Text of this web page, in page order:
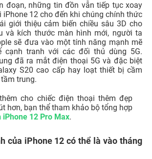
đoạn, những tin đồn vẫn tiếp tục xoay
iPhone 12 cho đến khi chúng chính thức
giới thiệu cảm biến chiều sâu 3D cho
và kích thước màn hình mới, người ta
sẽ đưa vào một tính năng mạnh mẽ
cạnh tranh với các đối thủ dùng 5G.
đã ra mắt điện thoại 5G và đặc biệt
S20 cao cấp hay loạt thiết bị cầm
trung.
cho chiếc điện thoại thêm đẹp
hơn, bạn thể tham khảo bộ tổng hợp
iPhone 12 Pro Max.
của iPhone 12 có thể là vào tháng